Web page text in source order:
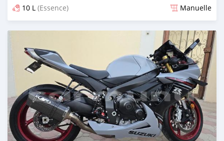
10 L (Essence) Manuelle
Publié il y a presque 2 ans